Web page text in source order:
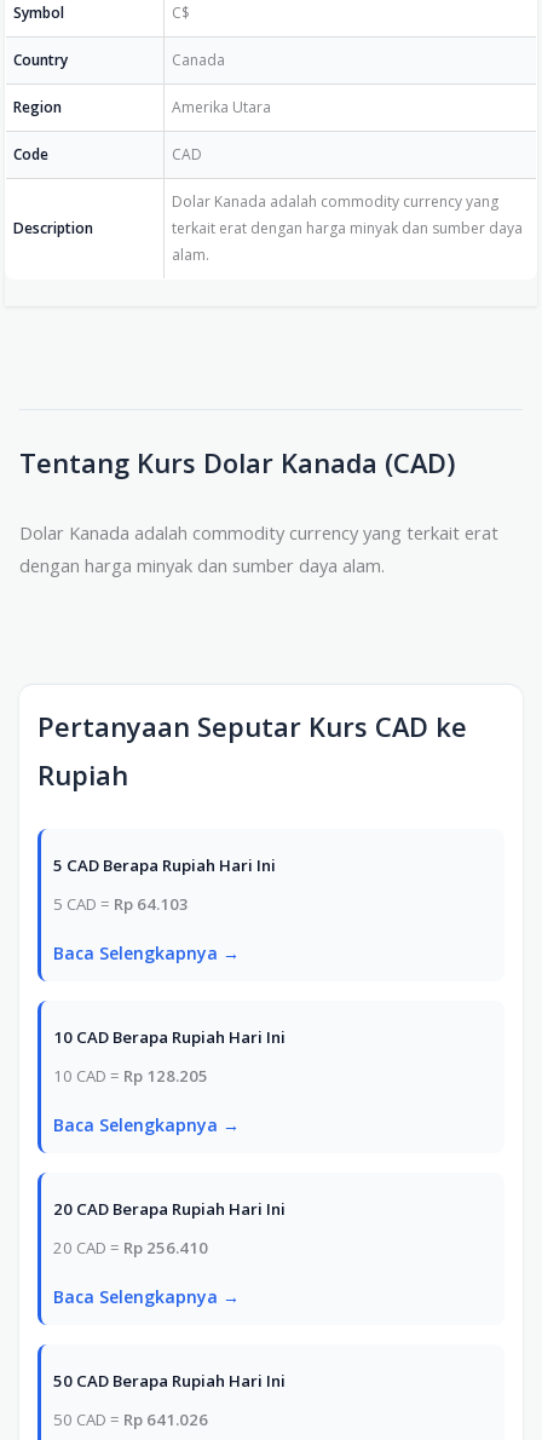
Symbol C$
Country Canada
Region Amerika Utara
Code CAD
Description
Dolar Kanada adalah commodity currency yang
terkait erat dengan harga minyak dan sumber daya
alam.
Tentang Kurs Dolar Kanada (CAD)
Dolar Kanada adalah commodity currency yang terkait erat
dengan harga minyak dan sumber daya alam.
Pertanyaan Seputar Kurs CAD ke
Rupiah
5 CAD Berapa Rupiah Hari Ini
5 CAD = Rp 64.103
Baca Selengkapnya →
10 CAD Berapa Rupiah Hari Ini
10 CAD = Rp 128.205
Baca Selengkapnya →
20 CAD Berapa Rupiah Hari Ini
20 CAD = Rp 256.410
Baca Selengkapnya →
50 CAD Berapa Rupiah Hari Ini
50 CAD = Rp 641.026